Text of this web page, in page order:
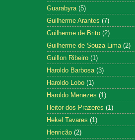
Guarabyra (5)
Guilherme Arantes (7)
Guilherme de Brito (2)
Guilherme de Souza Lima (2)
Guillon Ribeiro (1)
Haroldo Barbosa (3)
Haroldo Lobo (1)
Haroldo Menezes (1)
Heitor dos Prazeres (1)
Hekel Tavares (1)
Henricão (2)